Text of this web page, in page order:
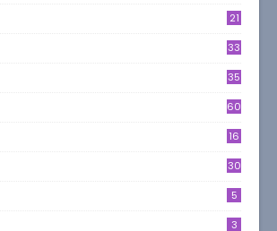
21
33
35
60
16
30
5
3